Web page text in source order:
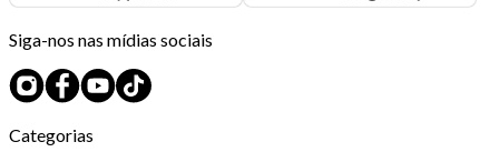
Siga-nos nas mídias sociais
Categorias